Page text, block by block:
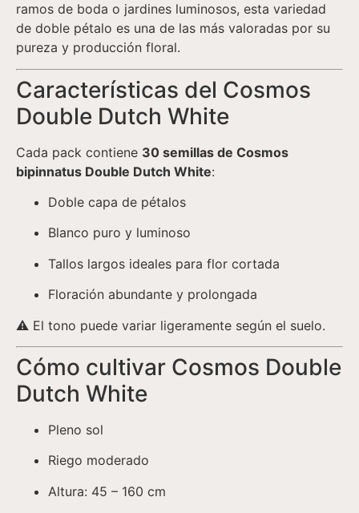
ramos de boda o jardines luminosos, esta variedad
de doble pétalo es una de las más valoradas por su
pureza y producción floral.
Características del Cosmos
Double Dutch White
Cada pack contiene 30 semillas de Cosmos
bipinnatus Double Dutch White:
Doble capa de pétalos
Blanco puro y luminoso
Tallos largos ideales para flor cortada
Floración abundante y prolongada
⚠ El tono puede variar ligeramente según el suelo.
Cómo cultivar Cosmos Double
Dutch White
Pleno sol
Riego moderado
Altura: 45 – 160 cm